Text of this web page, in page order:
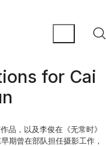
for Cai
品，以及李俊在《无常时》
期曾在部队担任摄影工作，